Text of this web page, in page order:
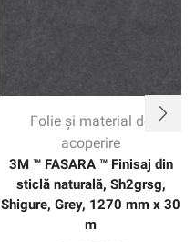
Folie și material de
acoperire
3M ™ FASARA ™ Finisaj din
sticlă naturală, Sh2grsg,
Shigure, Grey, 1270 mm x 30
m